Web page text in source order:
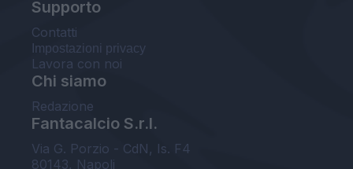
Supporto
Contatti
Impostazioni privacy
Lavora con noi
Chi siamo
Redazione
Fantacalcio S.r.l.
Via G. Porzio - CdN, Is. F4
80143, Napoli